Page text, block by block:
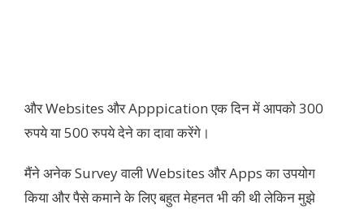
और Websites और Apppication एक दिन में आपको 300
रुपये या 500 रुपये देने का दावा करेंगे।
मैंने अनेक Survey वाली Websites और Apps का उपयोग
किया और पैसे कमाने के लिए बहुत मेहनत भी की थी लेकिन मुझे